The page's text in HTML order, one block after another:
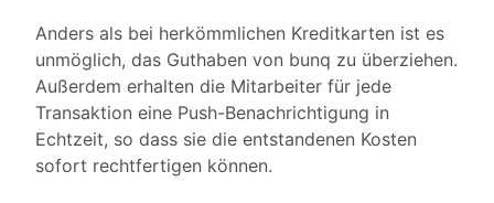
Anders als bei herkömmlichen Kreditkarten ist es
unmöglich, das Guthaben von bunq zu überziehen.
Außerdem erhalten die Mitarbeiter für jede
Transaktion eine Push-Benachrichtigung in
Echtzeit, so dass sie die entstandenen Kosten
sofort rechtfertigen können.